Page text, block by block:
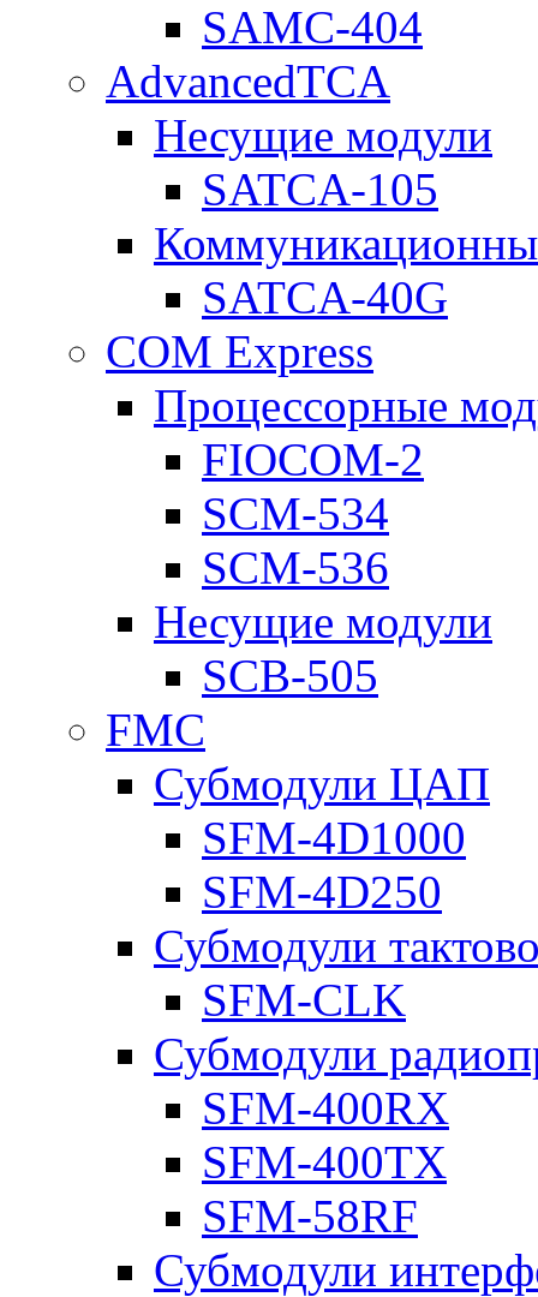
SAMC-404
AdvancedTCA
Несущие модули
SATCA-105
SATCA-40G
COM Express
Процессорные
FIOCOM-2
SCM-534
SCM-536
Несущие модули
SCB-505
FMC
Субмодули ЦАП
SFM-4D1000
SFM-4D250
Субмодули
SFM-CLK
Субмодули
SFM-400RX
SFM-400TX
SFM-58RF
Субмодули